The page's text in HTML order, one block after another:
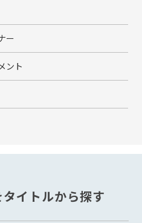
ー
ント
タイトルから探す